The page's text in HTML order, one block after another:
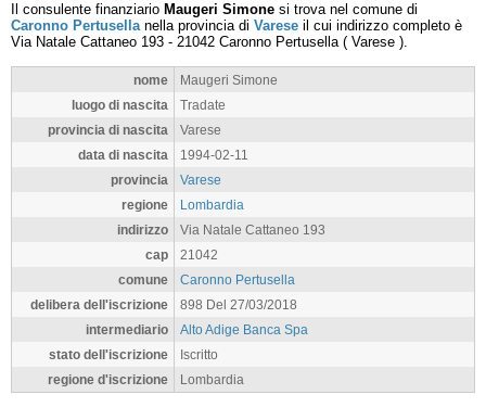
Il consulente finanziario Maugeri Simone si trova nel comune di
Caronno Pertusellanella provincia di Varese il cui indirizzo completo è
Via Natale Cattaneo 193 - 21042 Caronno Pertusella( Varese ).
nome
Maugeri Simone
luogo di nascita
Tradate
provincia di nascita
Varese
data di nascita
1994-02-11
provincia
Varese
regione
Lombardia
indirizzo
Via Natale Cattaneo 193
cap
21042
comune
Caronno Pertusella
delibera dell'iscrizione
898 Del 27/03/2018
intermediario
Alto Adige Banca Spa
stato dell'iscrizione
Iscritto
regione d'iscrizione
Lombardia